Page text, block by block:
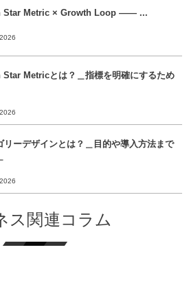
Star Metric × Growth Loop ―― ...
Star Metricとは？＿指標を明確にするため
リーデザインとは？＿目的や導入方法まで
ス関連コラム